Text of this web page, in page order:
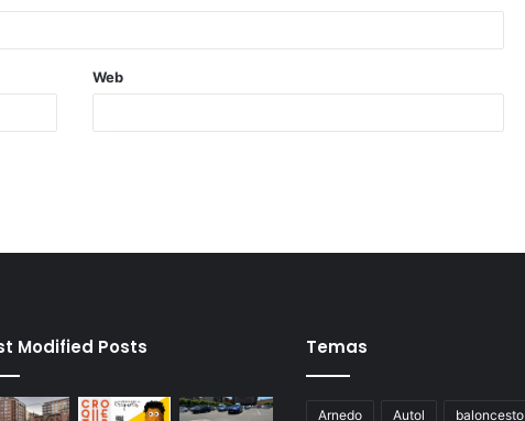
Web
Modified Posts Temas
Arnedo Autol baloncesto